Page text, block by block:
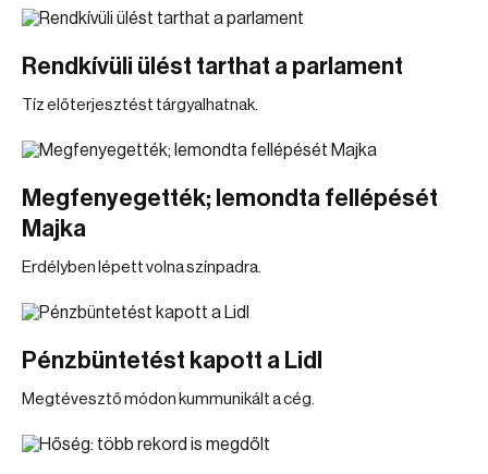
Rendkívüli ülést tarthat a parlament
Tíz előterjesztést tárgyalhatnak.
Megfenyegették; lemondta fellépését
Majka
Erdélyben lépett volna színpadra.
Pénzbüntetést kapott a Lidl
Megtévesztő módon kummunikált a cég.